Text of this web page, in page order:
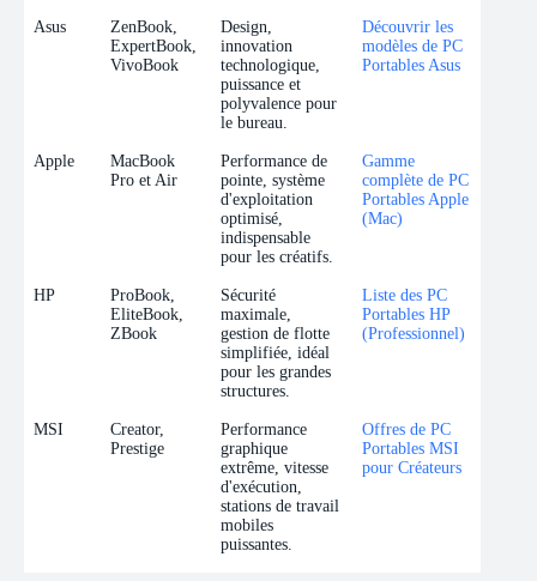
Asus
ZenBook,
ExpertBook,
VivoBook
Design,
innovation
technologique,
puissance et
polyvalence pour
le bureau.
Découvrir les
modèles de PC
Portables Asus
Apple
MacBook
Pro et Air
Performance de
pointe, système
d'exploitation
optimisé,
indispensable
pour les créatifs.
Gamme
complète de PC
Portables Apple
(Mac)
HP
ProBook,
EliteBook,
ZBook
Sécurité
maximale,
gestion de flotte
simplifiée, idéal
pour les grandes
structures.
Liste des PC
Portables HP
(Professionnel)
MSI
Creator,
Prestige
Performance
graphique
extrême, vitesse
d'exécution,
stations de travail
mobiles
puissantes.
Offres de PC
Portables MSI
pour Créateurs